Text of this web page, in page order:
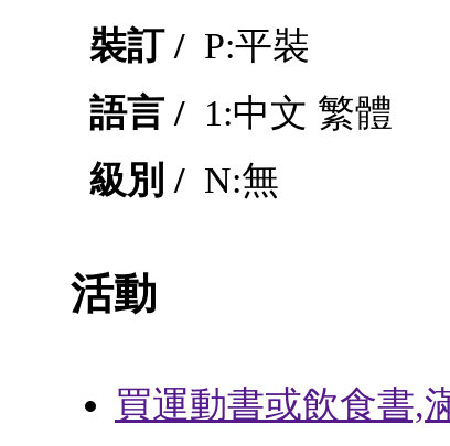
裝訂 / P:平裝
語言 / 1:中文 繁體
級別 / N:無
活動
買運動書或飲食書,